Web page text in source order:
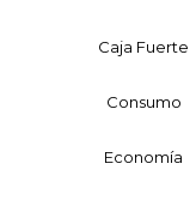
Caja Fuerte
Consumo
Economía